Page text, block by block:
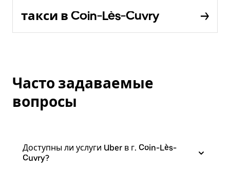
такси в Coin-Lès-Cuvry
Часто задаваемые
вопросы
Доступны ли услуги Uber в г. Coin-Lès-
Cuvry?